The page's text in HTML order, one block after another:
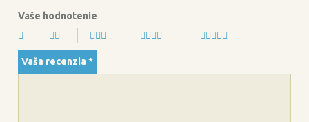
Vaše hodnotenie
Vaša recenzia *